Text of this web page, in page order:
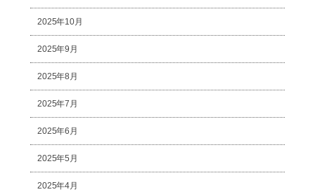
2025年10月
2025年9月
2025年8月
2025年7月
2025年6月
2025年5月
2025年4月